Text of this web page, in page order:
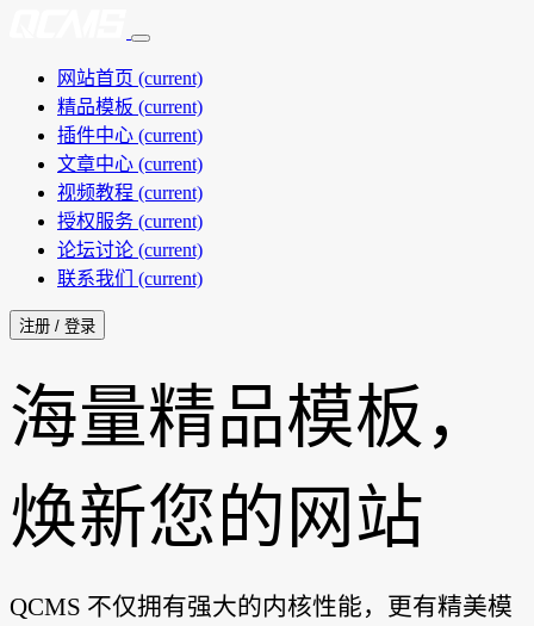
网站首页 (current)
精品模板 (current)
插件中心 (current)
文章中心 (current)
视频教程 (current)
授权服务 (current)
论坛讨论 (current)
联系我们 (current)
注册 / 登录
海量精品模板，
焕新您的网站
QCMS 不仅拥有强大的内核性能，更有精美模